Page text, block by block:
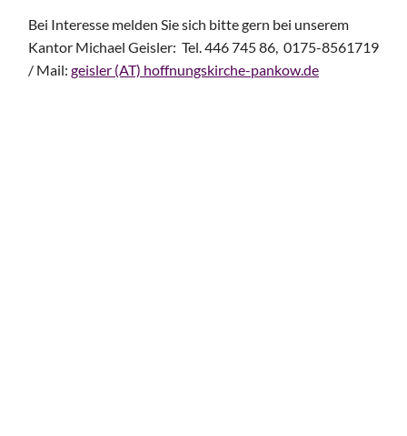
Bei Interesse melden Sie sich bitte gern bei unserem
Kantor Michael Geisler: Tel. 446 745 86, 0175-8561719
/ Mail: geisler (AT) hoffnungskirche-pankow.de